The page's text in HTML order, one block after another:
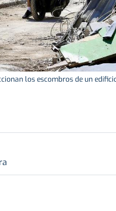
los escombros de un